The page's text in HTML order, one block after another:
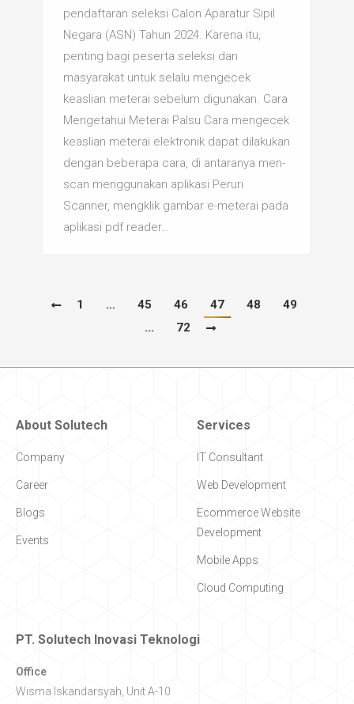
pendaftaran seleksi Calon Aparatur Sipil
Negara (ASN) Tahun 2024. Karena itu,
penting bagi peserta seleksi dan
masyarakat untuk selalu mengecek
keaslian meterai sebelum digunakan. Cara
Mengetahui Meterai Palsu Cara mengecek
keaslian meterai elektronik dapat dilakukan
dengan beberapa cara, di antaranya men-
scan menggunakan aplikasi Peruri
Scanner, mengklik gambar e-meterai pada
aplikasi pdf reader…
1 … 45 46 47 48
49
…
72
About Solutech
Company
Career
Blogs
Events
Services
IT Consultant
Web Development
Ecommerce Website
Development
Mobile Apps
Cloud Computing
PT. Solutech Inovasi Teknologi
Office
Wisma Iskandarsyah, Unit A-10